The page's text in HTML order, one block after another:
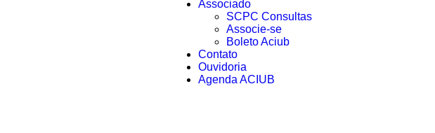
Associado
SCPC Consultas
Associe-se
Boleto Aciub
Contato
Ouvidoria
Agenda ACIUB